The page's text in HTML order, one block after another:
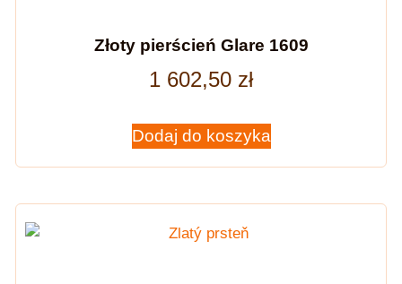
Złoty pierścień Glare 1609
1 602,50 zł
Dodaj do koszyka